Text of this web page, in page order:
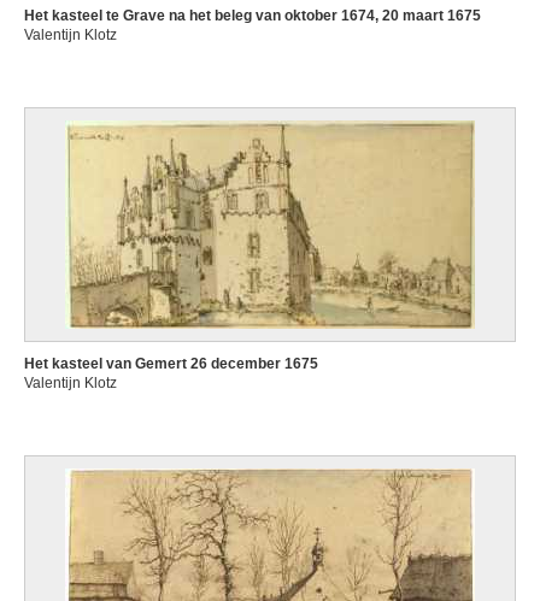
Het kasteel te Grave na het beleg van oktober 1674, 20 maart 1675
Valentijn Klotz
Het kasteel van Gemert 26 december 1675
Valentijn Klotz